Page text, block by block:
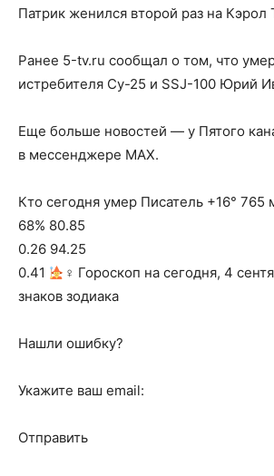
Патрик женился второй раз на Кэрол
Ранее 5-tv.ru сообщал о том, что
истребителя Су-25 и SSJ-100 Юрий
Еще больше новостей — у Пятого
в мессенджере MAX.
Кто сегодня умер Писатель +16° 765
68% 80.85
0.26 94.25
0.41
‍♀ Гороскоп на сегодня, 4
знаков зодиака
Нашли ошибку?
Укажите ваш email:
Отправить